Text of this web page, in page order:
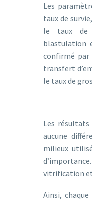
Les
taux de
le taux de
blastulation
confirmé par
transfert
le taux de
Les
aucune
milieux
vitrification
Ainsi,